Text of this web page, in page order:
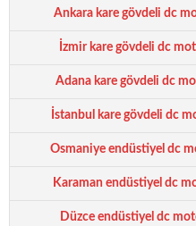
Ankara kare gövdeli dc
İzmir kare gövdeli dc
Adana kare gövdeli dc
İstanbul kare gövdeli dc
Osmaniye endüstiyel dc
Karaman endüstiyel dc
Düzce endüstiyel dc